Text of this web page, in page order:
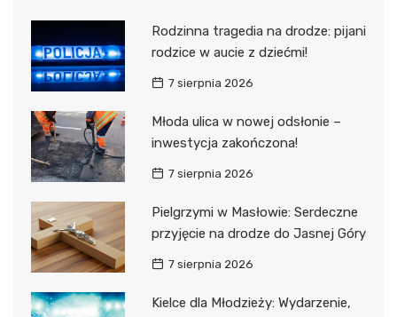
Rodzinna tragedia na drodze: pijani
rodzice w aucie z dziećmi!
7 sierpnia 2026
Młoda ulica w nowej odsłonie –
inwestycja zakończona!
7 sierpnia 2026
Pielgrzymi w Masłowie: Serdeczne
przyjęcie na drodze do Jasnej Góry
7 sierpnia 2026
Kielce dla Młodzieży: Wydarzenie,